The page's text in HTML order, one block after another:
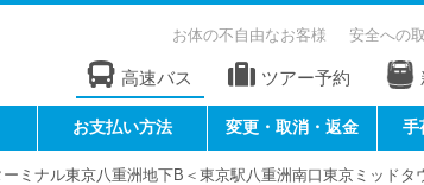
お体の不自由なお客様 安全への
高速バス ツアー予約
お支払い方法 変更・取消・返金 手
ーミナル東京八重洲地下B＜東京駅八重洲南口東京ミッドタ